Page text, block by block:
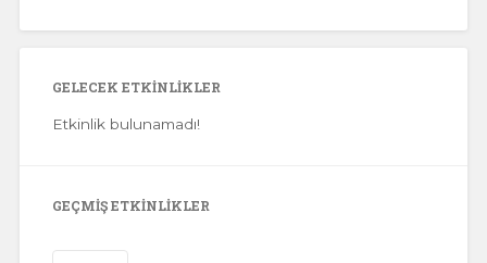
GELECEK ETKINLIKLER
Etkinlik bulunamadı!
GEÇMIŞ ETKINLIKLER